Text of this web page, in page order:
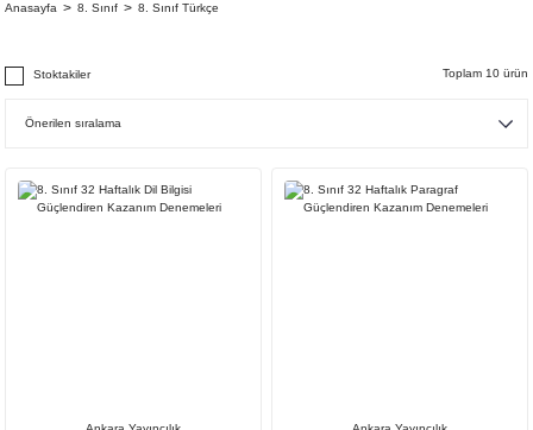
Anasayfa 8. Sınıf 8. Sınıf Türkçe
Stoktakiler Toplam 10 ürün